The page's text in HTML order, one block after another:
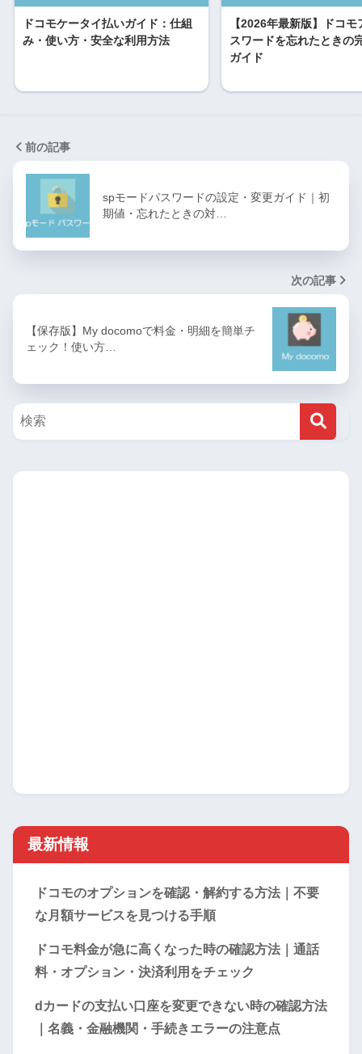
ドコモケータイ払いガイド：仕組
み・使い方・安全な利用方法
【2026年最新版】ドコモ
スワードを忘れたときの
ガイド
前の記事
spモードパスワードの設定・変更ガイド｜初
期値・忘れたときの対…
次の記事
【保存版】My docomoで料金・明細を簡単チ
ェック！使い方…
最新情報
ドコモのオプションを確認・解約する方法｜不要
な月額サービスを見つける手順
ドコモ料金が急に高くなった時の確認方法｜通話
料・オプション・決済利用をチェック
dカードの支払い口座を変更できない時の確認方法
｜名義・金融機関・手続きエラーの注意点